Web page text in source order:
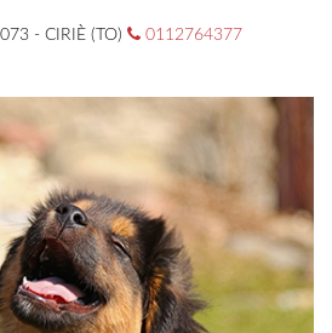
- CIRIÈ (TO) 0112764377